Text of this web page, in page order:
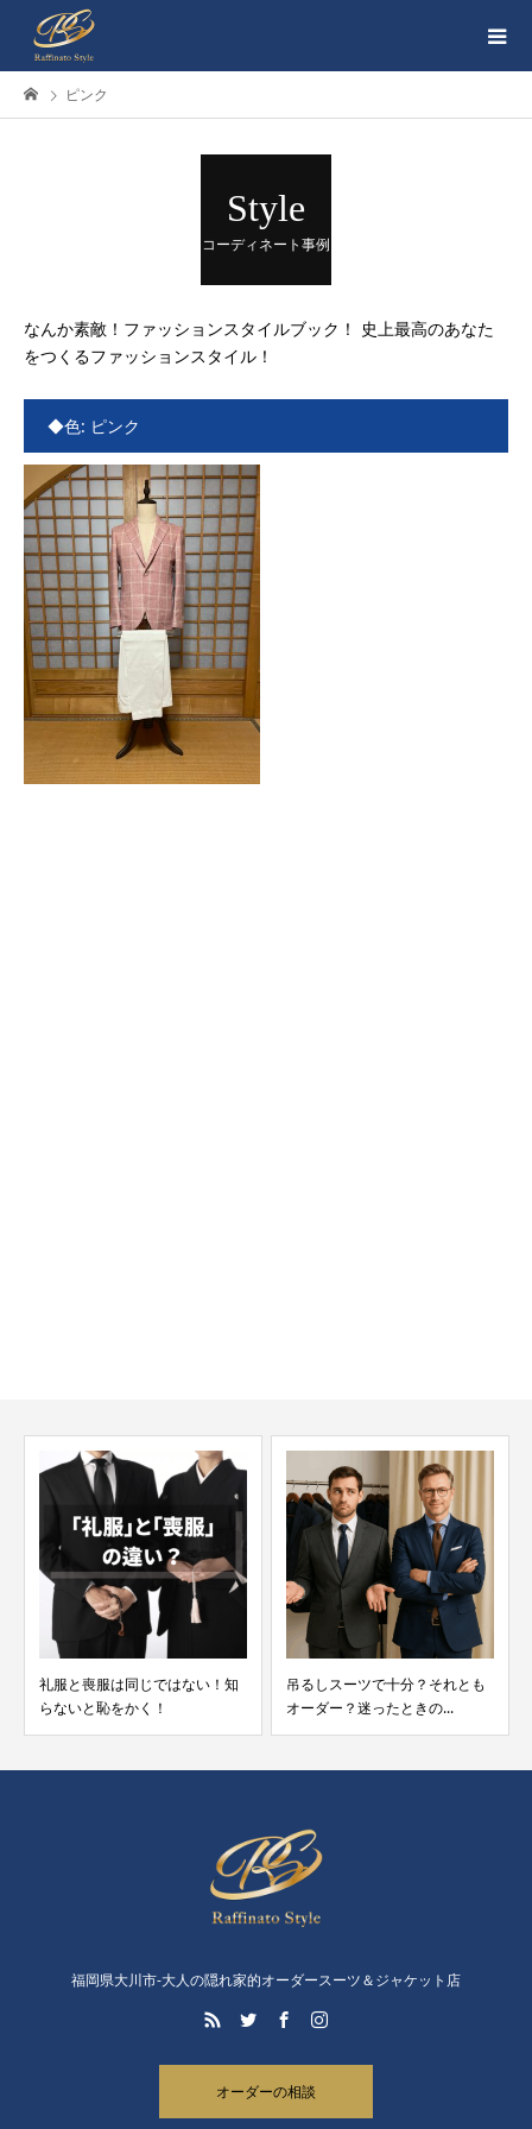
ピンク
Style
コーディネート事例
なんか素敵！ファッションスタイルブック！ 史上最高のあなた
をつくるファッションスタイル！
◆色: ピンク
礼服と喪服は同じではない！知
らないと恥をかく！
吊るしスーツで十分？それとも
オーダー？迷ったときの...
福岡県大川市-大人の隠れ家的オーダースーツ＆ジャケット店
オーダーの相談